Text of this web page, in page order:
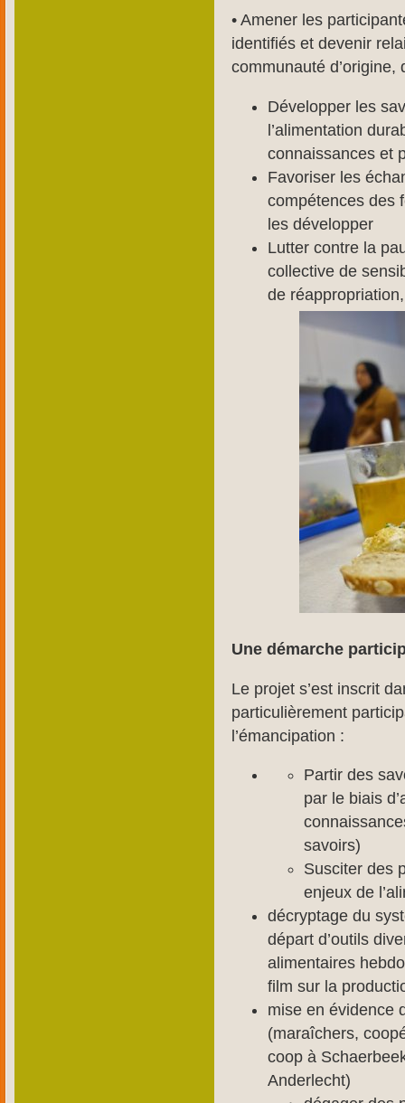
• Amener les
identifiés et devenir
communauté d’origine,
Développer les
l’alimentation
connaissances et
Favoriser les
compétences des
les développer
Lutter contre la
collective de
de
Une démarche
Le projet s’est inscrit
particulièrement
l’émancipation :
Partir des
par le biais
savoirs)
Susciter des
enjeux de
décryptage du
départ d’outils
alimentaires
film sur la
mise en évidence
(maraîchers,
coop à
Anderlecht)